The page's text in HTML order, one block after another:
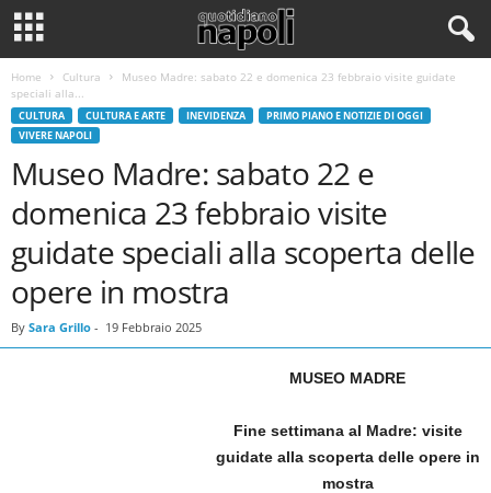
Home Cultura
Museo Madre: sabato 22 e domenica 23 febbraio visite guidate
speciali alla...
CULTURA CULTURA E ARTE INEVIDENZA
PRIMO PIANO E NOTIZIE DI OGGI
VIVERE NAPOLI
Museo Madre: sabato 22 e
domenica 23 febbraio visite
guidate speciali alla scoperta delle
opere in mostra
By Sara Grillo - 19 Febbraio 2025
MUSEO MADRE
Fine settimana al Madre: visite
guidate alla scoperta delle opere in
mostra